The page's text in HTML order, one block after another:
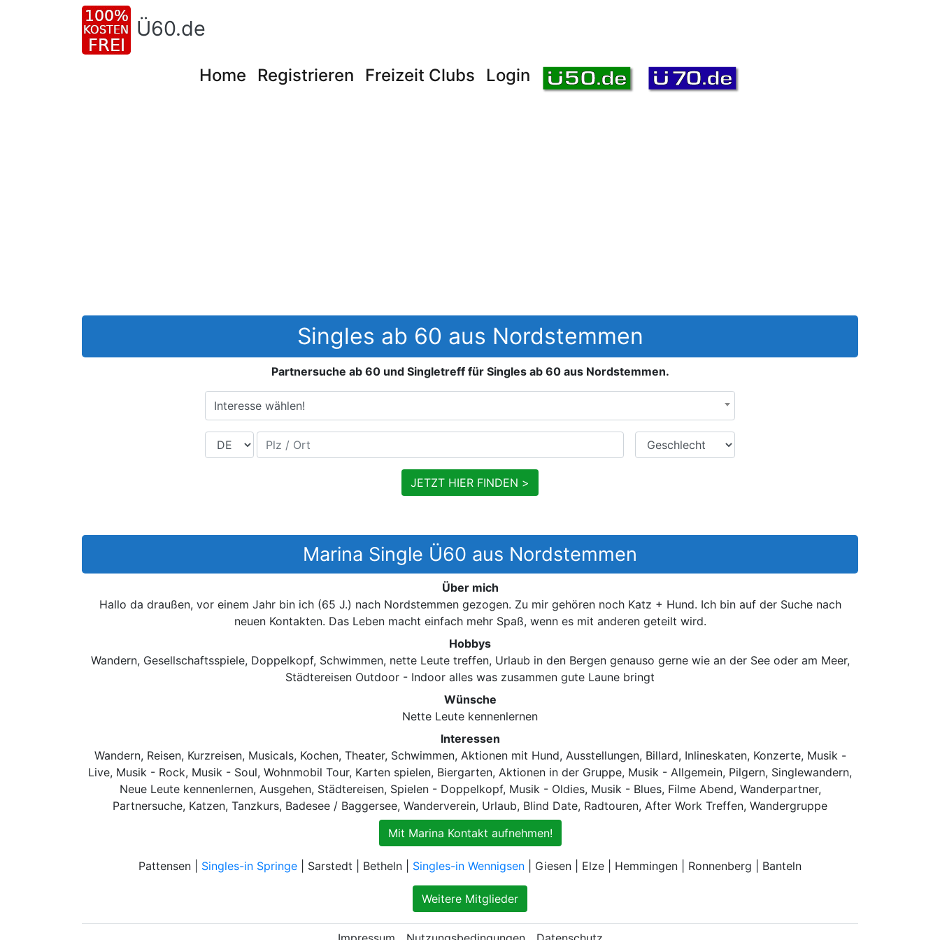
Ü60.de
Home Registrieren Freizeit Clubs Login
Singles ab 60 aus Nordstemmen
Partnersuche ab 60 und Singletreff für Singles ab 60 aus Nordstemmen.
Interesse wählen!
Land Plz / Ort Geschlecht
JETZT HIER FINDEN >
Marina Single Ü60 aus Nordstemmen
Über mich
Hallo da draußen, vor einem Jahr bin ich (65 J.) nach Nordstemmen gezogen. Zu mir gehören noch Katz + Hund. Ich bin auf der Suche nach
neuen Kontakten. Das Leben macht einfach mehr Spaß, wenn es mit anderen geteilt wird.
Hobbys
Wandern, Gesellschaftsspiele, Doppelkopf, Schwimmen, nette Leute treffen, Urlaub in den Bergen genauso gerne wie an der See oder am Meer,
Städtereisen Outdoor - Indoor alles was zusammen gute Laune bringt
Wünsche
Nette Leute kennenlernen
Interessen
Wandern, Reisen, Kurzreisen, Musicals, Kochen, Theater, Schwimmen, Aktionen mit Hund, Ausstellungen, Billard, Inlineskaten, Konzerte, Musik -
Live, Musik - Rock, Musik - Soul, Wohnmobil Tour, Karten spielen, Biergarten, Aktionen in der Gruppe, Musik - Allgemein, Pilgern, Singlewandern,
Neue Leute kennenlernen, Ausgehen, Städtereisen, Spielen - Doppelkopf, Musik - Oldies, Musik - Blues, Filme Abend, Wanderpartner,
Partnersuche, Katzen, Tanzkurs, Badesee / Baggersee, Wanderverein, Urlaub, Blind Date, Radtouren, After Work Treffen, Wandergruppe
Mit Marina Kontakt aufnehmen!
Pattensen | Singles-in Springe | Sarstedt | Betheln | Singles-in Wennigsen | Giesen | Elze | Hemmingen | Ronnenberg | Banteln
Weitere Mitglieder